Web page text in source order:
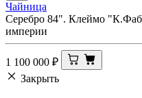
Чайница
Серебро 84". Клеймо
империи
1 100 000 ₽
Закрыть